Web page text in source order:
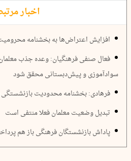
اخبار
افزایش اعتراض‌ها به بخشنامه
فعال صنفی فرهنگیان: وعده جذب
سوادآموزی و پیش‌دبستانی محقق شود
فرهادی: بخشنامه محدودیت
تبدیل وضعیت معلمان فعلا منتفی است
پاداش بازنشستگان فرهنگی باز هم